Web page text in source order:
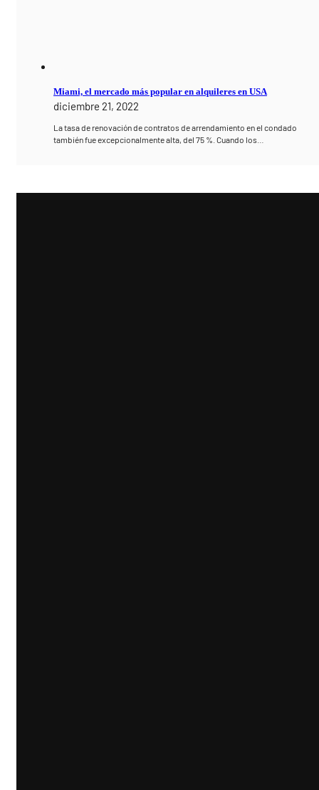
Miami, el mercado más popular en alquileres en USA
diciembre 21, 2022
La tasa de renovación de contratos de arrendamiento en el condado
también fue excepcionalmente alta, del 75 %. Cuando los…